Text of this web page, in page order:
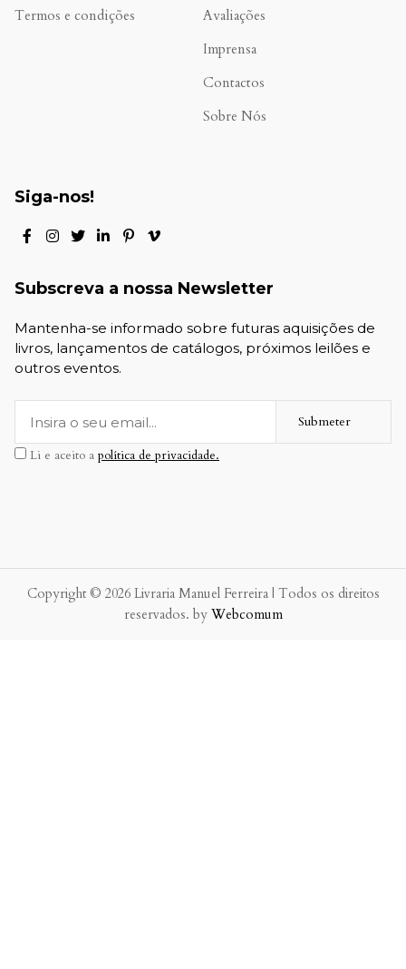
Termos e condições
Avaliações
Imprensa
Contactos
Sobre Nós
Siga-nos!
Subscreva a nossa Newsletter
Mantenha-se informado sobre futuras aquisições de
livros, lançamentos de catálogos, próximos leilões e
outros eventos.
Submeter
Li e aceito a política de privacidade.
Copyright © 2026 Livraria Manuel Ferreira | Todos os direitos
reservados. by Webcomum